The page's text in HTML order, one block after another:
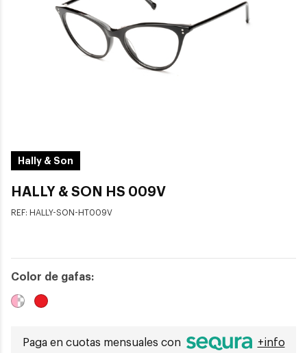
Hally & Son
HALLY & SON HS 009V
REF: HALLY-SON-HT009V
Color de gafas:
Paga en cuotas mensuales con +info